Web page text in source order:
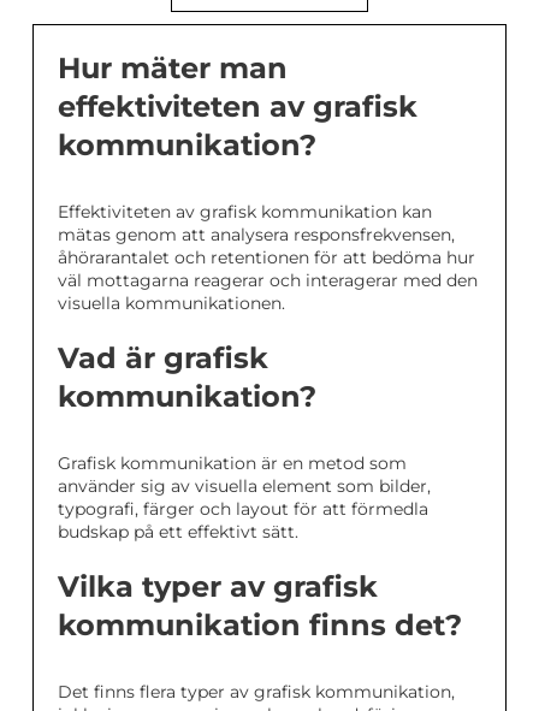
Hur mäter man
effektiviteten av grafisk
kommunikation?
Effektiviteten av grafisk kommunikation kan
mätas genom att analysera responsfrekvensen,
åhörarantalet och retentionen för att bedöma hur
väl mottagarna reagerar och interagerar med den
visuella kommunikationen.
Vad är grafisk
kommunikation?
Grafisk kommunikation är en metod som
använder sig av visuella element som bilder,
typografi, färger och layout för att förmedla
budskap på ett effektivt sätt.
Vilka typer av grafisk
kommunikation finns det?
Det finns flera typer av grafisk kommunikation,